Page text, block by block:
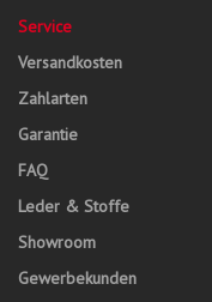
Service
Versandkosten
Zahlarten
Garantie
FAQ
Leder & Stoffe
Showroom
Gewerbekunden